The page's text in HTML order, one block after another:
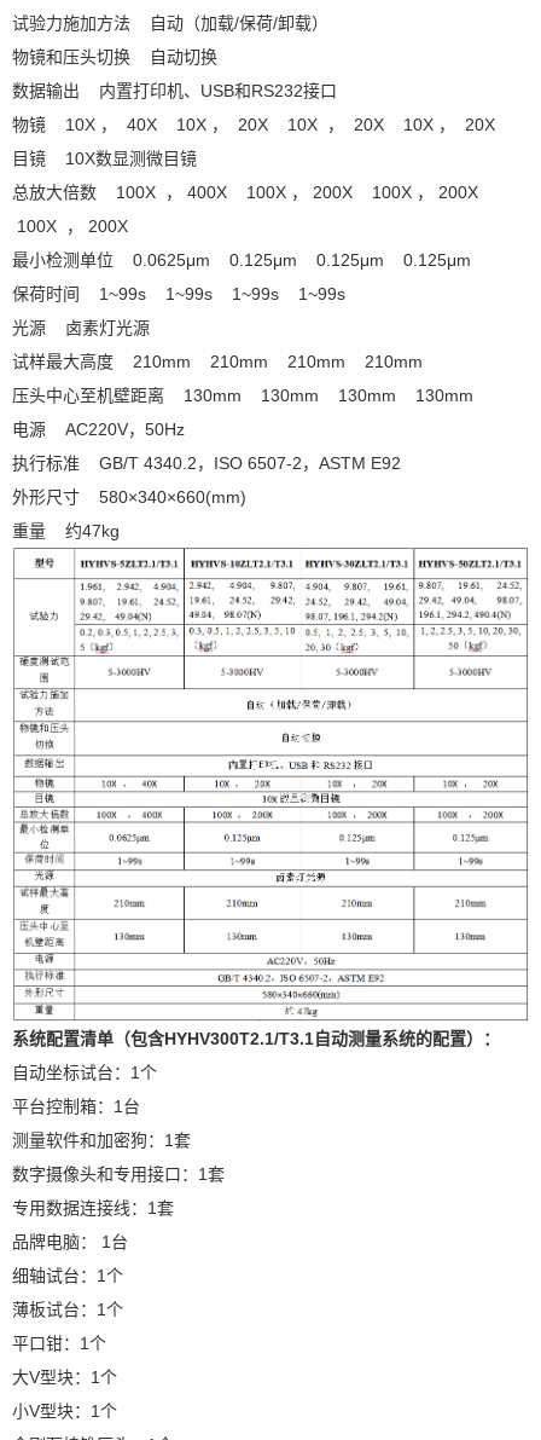
试验力施加方法 自动（加载/保荷/卸载）
物镜和压头切换 自动切换
数据输出 内置打印机、USB和RS232接口
物镜 10X ， 40X 10X ， 20X 10X ， 20X 10X ， 20X
目镜 10X数显测微目镜
总放大倍数 100X ， 400X 100X ， 200X 100X ， 200X
100X ， 200X
最小检测单位 0.0625μm 0.125μm 0.125μm 0.125μm
保荷时间 1~99s 1~99s 1~99s 1~99s
光源 卤素灯光源
试样最大高度 210mm 210mm 210mm 210mm
压头中心至机壁距离 130mm 130mm 130mm 130mm
电源 AC220V，50Hz
执行标准 GB/T 4340.2，ISO 6507-2，ASTM E92
外形尺寸 580×340×660(mm)
重量 约47kg
系统配置清单（包含HYHV300T2.1/T3.1自动测量系统的配置）：
自动坐标试台：1个
平台控制箱：1台
测量软件和加密狗：1套
数字摄像头和专用接口：1套
专用数据连接线：1套
品牌电脑： 1台
细轴试台：1个
薄板试台：1个
平口钳：1个
大V型块：1个
小V型块：1个